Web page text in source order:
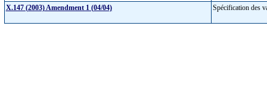
X.147 (2003) Amendment 1 (04/04) Spécification des